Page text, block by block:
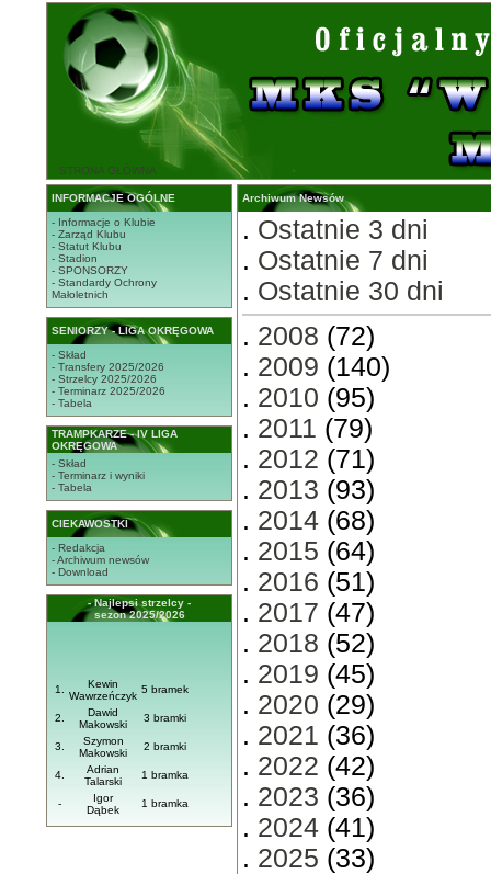
STRONA GŁÓWNA
INFORMACJE OGÓLNE
- Informacje o Klubie
- Zarząd Klubu
- Statut Klubu
- Stadion
- SPONSORZY
- Standardy Ochrony
Małoletnich
SENIORZY - LIGA OKRĘGOWA
- Skład
- Transfery 2025/2026
- Strzelcy 2025/2026
- Terminarz 2025/2026
- Tabela
TRAMPKARZE - IV LIGA
OKRĘGOWA
- Skład
- Terminarz i wyniki
- Tabela
CIEKAWOSTKI
- Redakcja
- Archiwum newsów
- Download
- Najlepsi strzelcy -
sezon 2025/2026
1.
Kewin
Wawrzeńczyk
5 bramek
2.
Dawid
Makowski
3 bramki
3.
Szymon
Makowski
2 bramki
4.
Adrian
Talarski
1 bramka
-
Igor
Dąbek
1 bramka
Archiwum Newsów
. Ostatnie 3 dni
. Ostatnie 7 dni
. Ostatnie 30 dni
. 2008 (72)
. 2009 (140)
. 2010 (95)
. 2011 (79)
. 2012 (71)
. 2013 (93)
. 2014 (68)
. 2015 (64)
. 2016 (51)
. 2017 (47)
. 2018 (52)
. 2019 (45)
. 2020 (29)
. 2021 (36)
. 2022 (42)
. 2023 (36)
. 2024 (41)
. 2025 (33)